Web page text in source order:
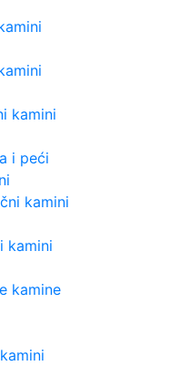
kamini
i peći
kamini
kamini
kamine